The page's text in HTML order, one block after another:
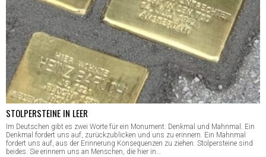
STOLPERSTEINE IN LEER
Im Deutschen gibt es zwei Worte für ein Monument: Denkmal und Mahnmal. Ein
Denkmal fordert uns auf, zurückzublicken und uns zu erinnern. Ein Mahnmal
fordert uns auf, aus der Erinnerung Konsequenzen zu ziehen. Stolpersteine sind
beides. Sie erinnern uns an Menschen, die hier in…